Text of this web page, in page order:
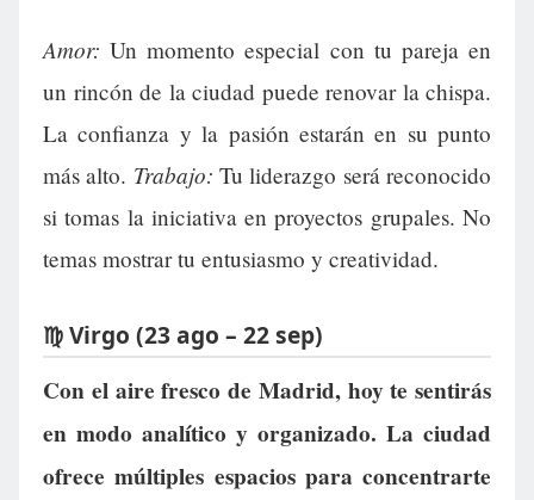
Amor: Un momento especial con tu pareja en
un rincón de la ciudad puede renovar la chispa.
La confianza y la pasión estarán en su punto
más alto. Trabajo: Tu liderazgo será reconocido
si tomas la iniciativa en proyectos grupales. No
temas mostrar tu entusiasmo y creatividad.
♍ Virgo (23 ago – 22 sep)
Con el aire fresco de Madrid, hoy te sentirás
en modo analítico y organizado. La ciudad
ofrece múltiples espacios para concentrarte